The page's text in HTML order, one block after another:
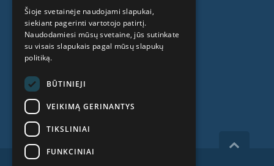
Kas mes esame
Specialistai
Kainos
Kontaktai
LITHUANIAN
Šioje svetainėje naudojami slapukai,
siekiant pagerinti vartotojo patirtį.
Naudodamiesi mūsų svetaine, jūs sutinkate
su visais slapukais pagal mūsų slapukų
politiką.
BŪTINIEJI
VEIKIMĄ GERINANTYS
TIKSLINIAI
FUNKCINIAI